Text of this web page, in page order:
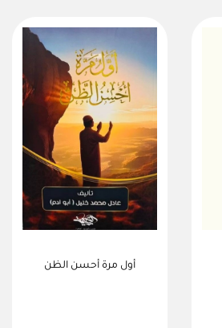
أول مرة أحسن الظن